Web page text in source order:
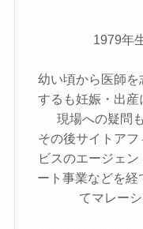
1979年
幼い頃から医師
するも妊娠・出
現場への疑問
その後サイトア
ビスのエージェ
ート事業などを
てマレー